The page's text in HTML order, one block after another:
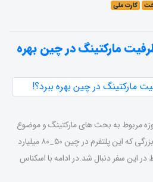
کارت ملی
مارکتینگ در چین بهره
مربوط به بحث های مارکتینگ و موضوع
بازاریابی ها و ارتباط پلتفرم های بزرگی که این پلتفرم در چین ۵۰_۸۰ میلیارد
در این سفر دنبال شد.در ادامه با اسکناس